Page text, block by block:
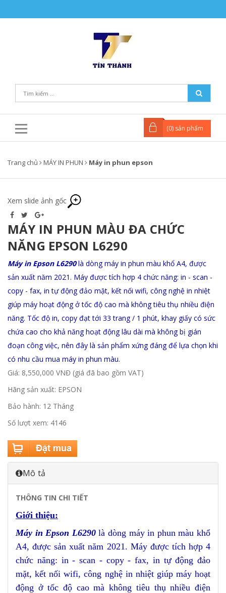
(0) sản phẩm
Trang chủ MÁY IN PHUN Máy in phun epson
Xem slide ảnh gốc
MÁY IN PHUN MÀU ĐA CHỨC
NĂNG EPSON L6290
Máy in Epson L6290là dòng máy in phun màu khổ A4, được
sản xuất năm 2021. Máy được tích hợp 4 chức năng: in - scan -
copy - fax, in tự động đảo mặt, kết nối wifi, công nghệ in nhiệt
giúp máy hoạt động ở tốc độ cao mà không tiêu thụ nhiều điện
năng. Tốc độ in, copy đạt tới 33 trang / 1 phút, khay giấy có sức
chứa cao cho khả năng hoạt động lâu dài mà không bị gián
đoạn công việc, nên đây là sản phẩm xứng đáng để lựa chọn khi
có nhu cầu mua máy in phun màu.
Giá: 8,550,000 VNĐ (giá đã bao gồm VAT)
Hãng sản xuất: EPSON
Bảo hành: 12 Tháng
Số lượt xem: 4146
Mô tả
THÔNG TIN CHI TIẾT
Giới thiệu:
Máy in Epson L6290là dòng máy in phun màu khổ
A4, được sản xuất năm 2021. Máy được tích hợp 4
chức năng: in - scan - copy - fax, in tự động đảo
mặt, kết nối wifi, công nghệ in nhiệt giúp máy hoạt
động ở tốc độ cao mà không tiêu thụ nhiều điện